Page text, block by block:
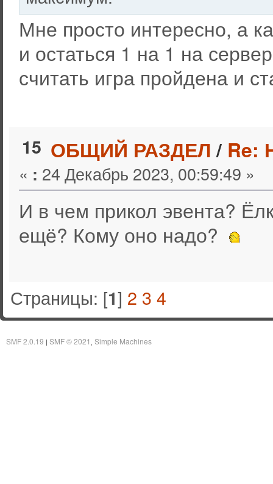
Мне просто интересно, а
и остаться 1 на 1 на
считать игра пройдена и
15 ОБЩИЙ РАЗДЕЛ/ Re:
« : 24 Декабрь 2023, 00:59:49 »
И в чем прикол эвента?
ещё? Кому оно надо?
Страницы: [1] 2 3 4
SMF 2.0.19 SMF © 2021 , Simple Machines